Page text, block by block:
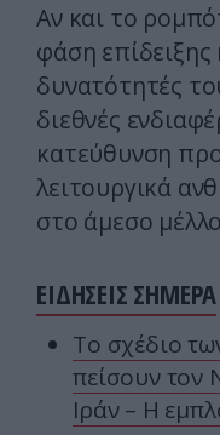
Αν και το
φάση επίδειξης
δυνατότητές
διεθνές
κατεύθυνση
λειτουργικά
στο άμεσο
ΕΙΔΗΣΕΙΣ ΣΗΜΕΡΑ
Το σχέδιο
πείσουν τον
Ιράν – Η